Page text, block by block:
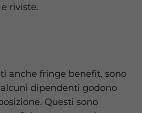
riviste.
anche fringe benefit, sono
dipendenti godono
Questi sono